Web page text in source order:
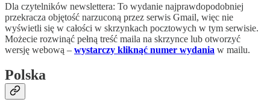
Dla czytelników newslettera: To wydanie najprawdopodobniej
przekracza objętość narzuconą przez serwis Gmail, więc nie
wyświetli się w całości w skrzynkach pocztowych w tym serwisie.
Możecie rozwinąć pełną treść maila na skrzynce lub otworzyć
wersję webową – wystarczy kliknąć numer wydania w mailu.
Polska